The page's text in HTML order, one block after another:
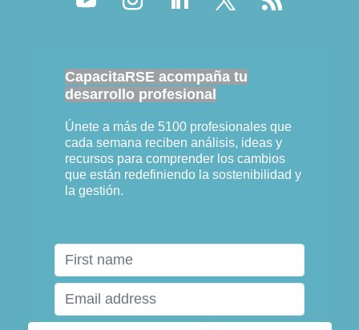
CapacitaRSE acompaña tu
desarrollo profesional
Únete a más de 5100 profesionales que
cada semana reciben análisis, ideas y
recursos para comprender los cambios
que están redefiniendo la sostenibilidad y
la gestión.